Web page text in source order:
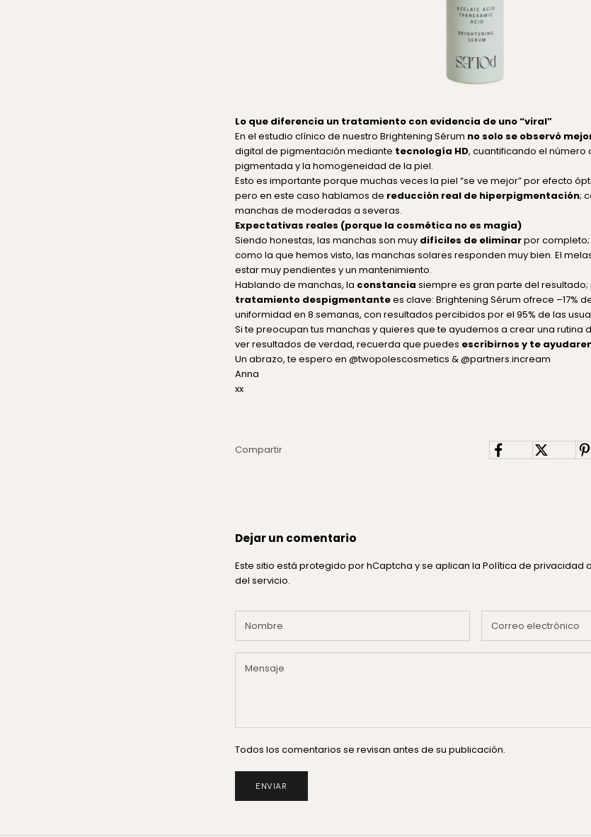
Lo que diferencia un tratamiento con evidencia de uno “viral”
En el estudio clínico de nuestro Brightening Sérum no solo se observó
digital de pigmentación mediante tecnología HD, cuantificando el número
pigmentada y la homogeneidad de la piel.
Esto es importante porque muchas veces la piel “se ve mejor” por efecto
pero en este caso hablamos de reducción real de hiperpigmentación;
manchas de moderadas a severas.
Expectativas reales (porque la cosmética no es magia)
Siendo honestas, las manchas son muy difíciles de eliminarpor
como la que hemos visto, las manchas solares responden muy bien. El
estar muy pendientes y un mantenimiento.
Hablando de manchas, la constancia siempre es gran parte del resultado;
tratamiento despigmentantees clave: Brightening Sérum ofrece –17%
uniformidad en 8 semanas, con resultados percibidos por el 95% de las
Si te preocupan tus manchas y quieres que te ayudemos a crear una rutina
ver resultados de verdad, recuerda que puedes escribirnos y te
Un abrazo, te espero en @twopolescosmetics &@partners.incream
Anna
xx
Compartir
Dejar un comentario
Este sitio está protegido por hCaptcha y se aplican la Política de privacidad
del servicio.
Todos los comentarios se revisan antes de su publicación.
ENVIAR